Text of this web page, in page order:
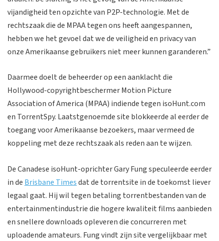
vijandigheid ten opzichte van P2P-technologie. Met de
rechtszaak die de MPAA tegen ons heeft aangespannen,
hebben we het gevoel dat we de veiligheid en privacy van
onze Amerikaanse gebruikers niet meer kunnen garanderen.”
Daarmee doelt de beheerder op een aanklacht die
Hollywood-copyrightbeschermer Motion Picture
Association of America (MPAA) indiende tegen isoHunt.com
en TorrentSpy. Laatstgenoemde site blokkeerde al eerder de
toegang voor Amerikaanse bezoekers, maar vermeed de
koppeling met deze rechtszaak als reden aan te wijzen.
De Canadese isoHunt-oprichter Gary Fung speculeerde eerder
in de Brisbane Timesdat de torrentsite in de toekomst liever
legaal gaat. Hij wil tegen betaling torrentbestanden van de
entertainmentindustrie die hogere kwaliteit films aanbieden
en snellere downloads opleveren die concurreren met
uploadende amateurs. Fung vindt zijn site vergelijkbaar met